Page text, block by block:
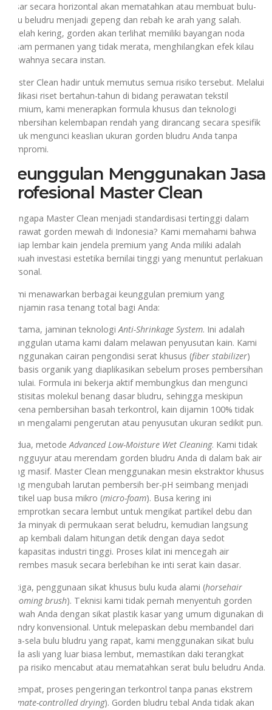
kasar secara horizontal akan mematahkan atau membuat bulu-
bulu beludru menjadi gepeng dan rebah ke arah yang salah.
Setelah kering, gorden akan terlihat memiliki bayangan noda
kusam permanen yang tidak merata, menghilangkan efek kilau
mewahnya secara instan.
Master Clean hadir untuk memutus semua risiko tersebut. Melalui
dedikasi riset bertahun-tahun di bidang perawatan tekstil
premium, kami menerapkan formula khusus dan teknologi
pembersihan kelembapan rendah yang dirancang secara spesifik
untuk mengunci keaslian ukuran gorden bludru Anda tanpa
kompromi.
Keunggulan Menggunakan Jasa
Profesional Master Clean
Mengapa Master Clean menjadi standardisasi tertinggi dalam
merawat gorden mewah di Indonesia? Kami memahami bahwa
setiap lembar kain jendela premium yang Anda miliki adalah
sebuah investasi estetika bernilai tinggi yang menuntut perlakuan
personal.
Kami menawarkan berbagai keunggulan premium yang
menjamin rasa tenang total bagi Anda:
Pertama, jaminan teknologiAnti-Shrinkage System. Ini adalah
keunggulan utama kami dalam melawan penyusutan kain. Kami
menggunakan cairan pengondisi serat khusus (fiber stabilizer)
berbasis organik yang diaplikasikan sebelum proses pembersihan
dimulai. Formula ini bekerja aktif membungkus dan mengunci
elastisitas molekul benang dasar bludru, sehingga meskipun
terkena pembersihan basah terkontrol, kain dijamin 100% tidak
akan mengalami pengerutan atau penyusutan ukuran sedikit pun.
Kedua, metodeAdvanced Low-Moisture Wet Cleaning. Kami tidak
mengguyur atau merendam gorden bludru Anda di dalam bak air
yang masif. Master Clean menggunakan mesin ekstraktor khusus
yang mengubah larutan pembersih ber-pH seimbang menjadi
partikel uap busa mikro (micro-foam). Busa kering ini
disemprotkan secara lembut untuk mengikat partikel debu dan
noda minyak di permukaan serat beludru, kemudian langsung
diisap kembali dalam hitungan detik dengan daya sedot
berkapasitas industri tinggi. Proses kilat ini mencegah air
merembes masuk secara berlebihan ke inti serat kain dasar.
Ketiga, penggunaan sikat khusus bulu kuda alami (horsehair
grooming brush). Teknisi kami tidak pernah menyentuh gorden
mewah Anda dengan sikat plastik kasar yang umum digunakan di
laundry konvensional. Untuk melepaskan debu membandel dari
sela-sela bulu bludru yang rapat, kami menggunakan sikat bulu
kuda asli yang luar biasa lembut, memastikan daki terangkat
tanpa risiko mencabut atau mematahkan serat bulu beludru Anda.
Keempat, proses pengeringan terkontrol tanpa panas ekstrem
climate-controlled drying). Gorden bludru tebal Anda tidak akan